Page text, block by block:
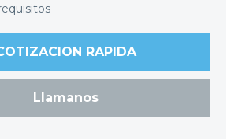
RAPIDA
Llamanos